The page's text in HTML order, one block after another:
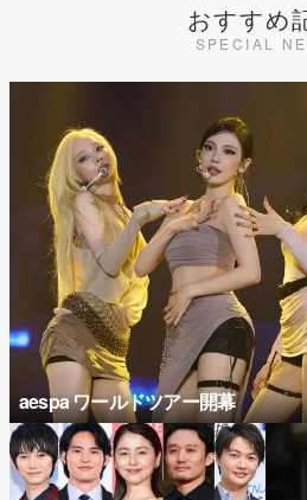
おすすめ
SPECIAL
aespa ワールドツアー開幕